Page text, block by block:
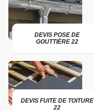
DEVIS POSE DE
GOUTTIÈRE 22
DEVIS FUITE DE TOITURE
22